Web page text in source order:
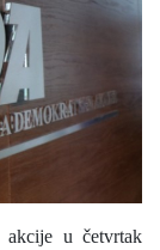
akcije u četvrtak